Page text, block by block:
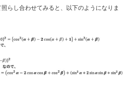
らし合わせてみると、以下のようになりま